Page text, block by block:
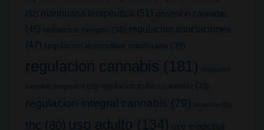
(32)
marihuana terapeutica (51) posesion cannabis
(45) reduccion riesgos (38)
regulacion asociaciones
(47) regulacion autocultivo marihuana (39)
regulacion cannabis (181) regulacion
cannabis terapeutico (25) regulacion cultivo cannabis (33)
regulacion integral cannabis (79) terpenos (25)
thc (80) uso adulto (134) uso medicinal